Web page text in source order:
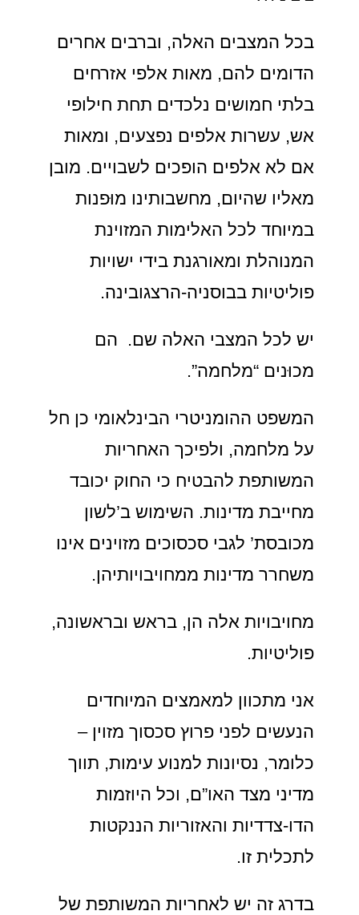
בכל המצבים האלה, וברבים אחרים
הדומים להם, מאות אלפי אזרחים
בלתי חמושים נלכדים תחת חילופי
אש, עשרות אלפים נפצעים, ומאות
אם לא אלפים הופכים לשבויים. מובן
מאליו שהיום, מחשבותינו מוּפנות
במיוחד לכל האלימות המזוינת
המנוהלת ומאורגנת בידי ישויות
פוליטיות בבוסניה-הרצגובינה.
יש לכל המצבי האלה שם. הם
מכוּנים “מלחמה”.
המשפט ההומניטרי הבינלאומי כן חל
על מלחמה, ולפיכך האחריות
המשותפת להבטיח כי החוק יכובד
מחייבת מדינות. השימוש ב’לשון
מכובסת’ לגבי סכסוכים מזוינים אינו
משחרר מדינות ממחויבויותיהן.
מחויבויות אלה הן, בראש ובראשונה,
פוליטיות.
אני מתכוון למאמצים המיוחדים
הנעשים לפני פרוץ סכסוך מזוין –
כלומר, נסיונות למנוע עימות, תווך
מדיני מצד האו”ם, וכל היוזמות
הדו-צדדיות והאזוריות הננקטות
לתכלית זו.
בדרג זה יש לאחריות המשותפת של